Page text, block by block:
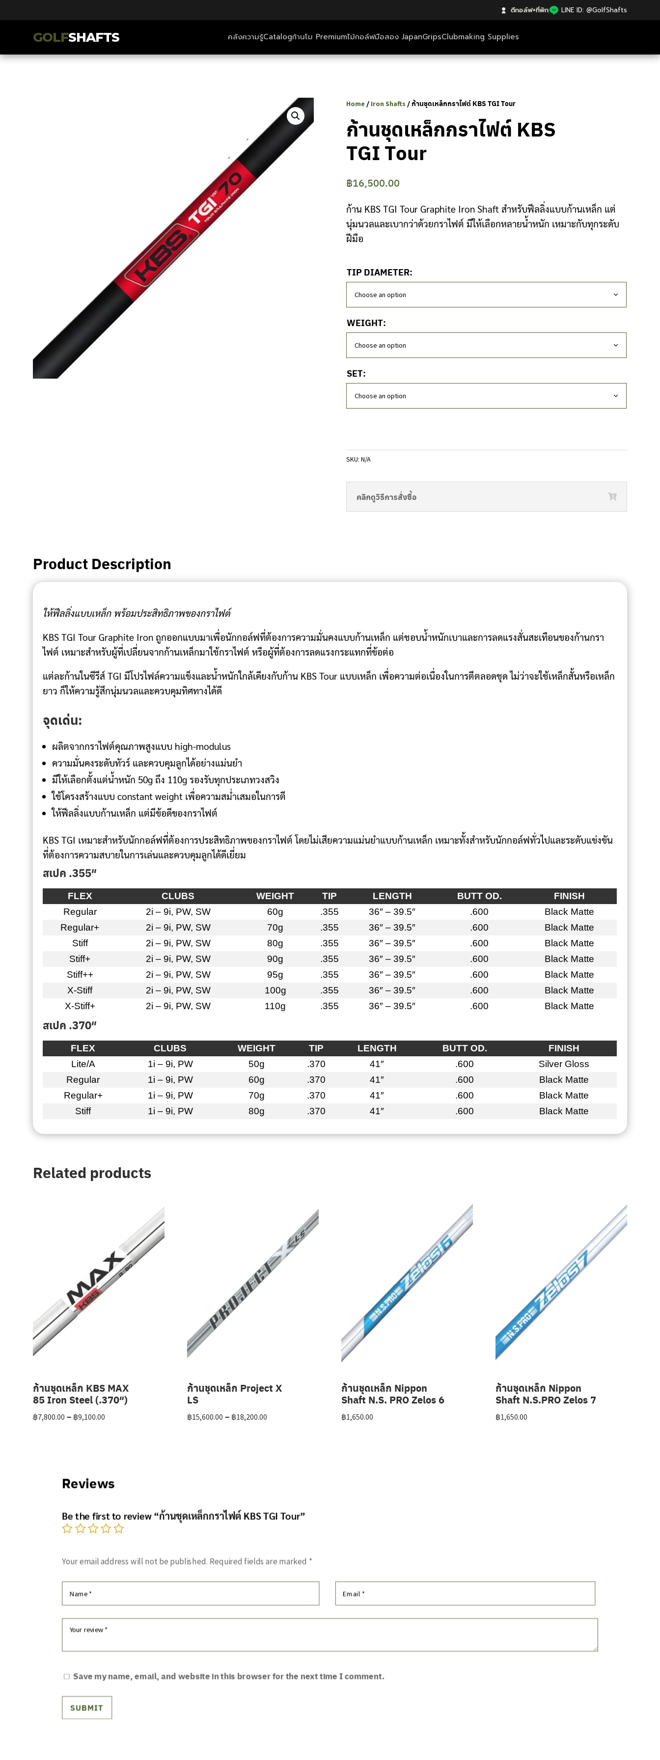
ตีกอล์ฟ+ที่พัก| LINE ID: @GolfShafts
GOLFSHAFTS คลังความรู้Catalogก้านโม Premiumไม้กอล์ฟมือสอง JapanGripsClubmaking Supplies
Catalog
ก้านโม Premium
Clubmaking Supplies
Home / Iron Shafts / ก้านชุดเหล็กกราไฟต์ KBS TGI Tour
ก้านชุดเหล็กกราไฟต์ KBS
TGI Tour
฿16,500.00
ก้าน KBS TGI Tour Graphite Iron Shaft สำหรับฟีลลิ่งแบบก้านเหล็ก แต่
นุ่มนวลและเบากว่าด้วยกราไฟต์ มีให้เลือกหลายน้ำหนัก เหมาะกับทุกระดับ
ฝีมือ
TIP DIAMETER:
WEIGHT:
SET:
SKU:N/A
คลิกดูวิธีการสั่งซื้อ
Product Description
ให้ฟีลลิ่งแบบเหล็ก พร้อมประสิทธิภาพของกราไฟต์
KBS TGI Tour Graphite Iron ถูกออกแบบมาเพื่อนักกอล์ฟที่ต้องการความมั่นคงแบบก้านเหล็ก แต่ชอบน้ำหนักเบาและการลดแรงสั่นสะเทือนของก้านกรา
ไฟต์ เหมาะสำหรับผู้ที่เปลี่ยนจากก้านเหล็กมาใช้กราไฟต์ หรือผู้ที่ต้องการลดแรงกระแทกที่ข้อต่อ
แต่ละก้านในซีรีส์ TGI มีโปรไฟล์ความแข็งและน้ำหนักใกล้เคียงกับก้าน KBS Tour แบบเหล็ก เพื่อความต่อเนื่องในการตีตลอดชุด ไม่ว่าจะใช้เหล็กสั้นหรือเหล็ก
ยาว ก็ให้ความรู้สึกนุ่มนวลและควบคุมทิศทางได้ดี
จุดเด่น:
ผลิตจากกราไฟต์คุณภาพสูงแบบ high-modulus
ความมั่นคงระดับทัวร์ และควบคุมลูกได้อย่างแม่นยำ
มีให้เลือกตั้งแต่น้ำหนัก 50g ถึง 110g รองรับทุกประเภทวงสวิง
ใช้โครงสร้างแบบ constant weight เพื่อความสม่ำเสมอในการตี
ให้ฟีลลิ่งแบบก้านเหล็ก แต่มีข้อดีของกราไฟต์
KBS TGI เหมาะสำหรับนักกอล์ฟที่ต้องการประสิทธิภาพของกราไฟต์ โดยไม่เสียความแม่นยำแบบก้านเหล็ก เหมาะทั้งสำหรับนักกอล์ฟทั่วไปและระดับแข่งขัน
ที่ต้องการความสบายในการเล่นและควบคุมลูกได้ดีเยี่ยม
สเปค .355″
FLEX CLUBS WEIGHT TIP LENGTH BUTT OD.
FINISH
Regular
2i – 9i, PW, SW 60g .355 36″ – 39.5″ .600
Black Matte
Regular+
2i – 9i, PW, SW 70g .355 36″ – 39.5″ .600
Black Matte
Stiff
2i – 9i, PW, SW 80g .355 36″ – 39.5″ .600
Black Matte
Stiff+
2i – 9i, PW, SW 90g .355 36″ – 39.5″ .600
Black Matte
Stiff++
2i – 9i, PW, SW 95g .355 36″ – 39.5″ .600
Black Matte
X-Stiff
2i – 9i, PW, SW 100g .355 36″ – 39.5″ .600
Black Matte
X-Stiff+
2i – 9i, PW, SW 110g .355 36″ – 39.5″ .600 Black Matte
สเปค .370″
FLEX CLUBS WEIGHT TIP LENGTH BUTT OD.
FINISH
Lite/A
1i – 9i, PW 50g .370 41″ .600
Silver Gloss
Regular
1i – 9i, PW 60g .370 41″ .600
Black Matte
Regular+
1i – 9i, PW 70g .370 41″ .600
Black Matte
Stiff
1i – 9i, PW 80g .370 41″ .600 Black Matte
Related products
ก้านชุดเหล็ก KBS MAX
85 Iron Steel (.370″)
฿7,800.00 – ฿9,100.00
ก้านชุดเหล็ก Project X
LS
฿15,600.00 – ฿18,200.00
ก้านชุดเหล็ก Nippon
Shaft N.S. PRO Zelos 6
฿1,650.00
ก้านชุดเหล็ก Nippon
Shaft N.S.PRO Zelos 7
฿1,650.00
Reviews
Be the first to review “ก้านชุดเหล็กกราไฟต์ KBS TGI Tour”
Your email address will not be published. Required fields are marked *
Save my name, email, and website in this browser for the next time I comment.
SUBMIT